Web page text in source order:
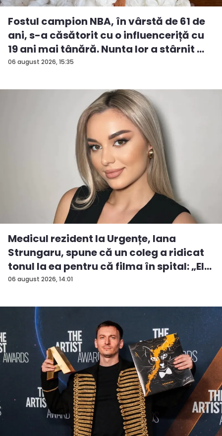
06 august 2026, 15:35
Fostul campion NBA, în vârstă de 61 de
ani, s-a căsătorit cu o influenceriță cu
19 ani mai tânără. Nunta lor a stârnit ...
06 august 2026, 14:01
Medicul rezident la Urgențe, Iana
Strungaru, spune că un coleg a ridicat
tonul la ea pentru că filma în spital: „El
a...